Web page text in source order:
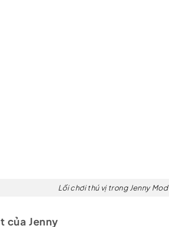
Lối chơi thú vị trong Jenny Mod
của Jenny